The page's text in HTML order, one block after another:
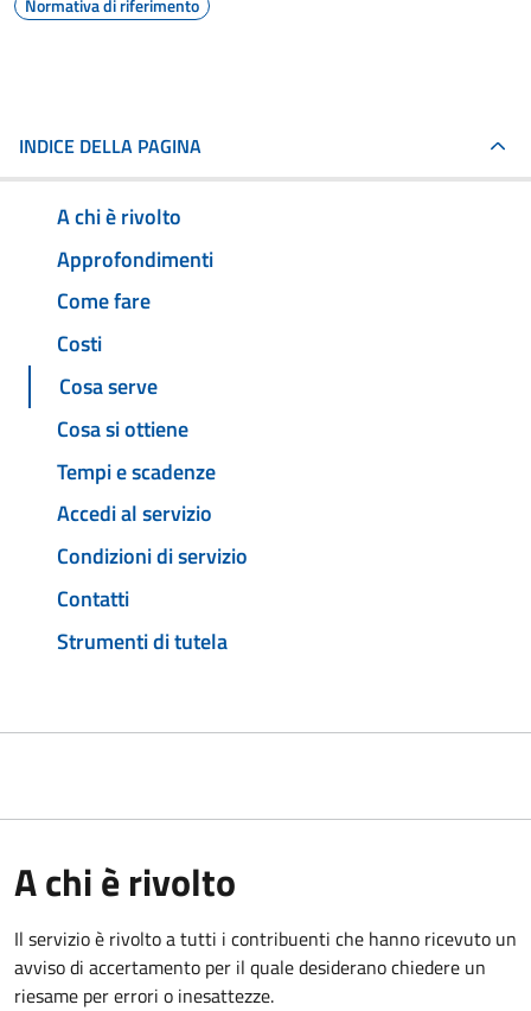
Normativa di riferimento
INDICE DELLA PAGINA
A chi è rivolto
Approfondimenti
Come fare
Costi
Cosa serve
Cosa si ottiene
Tempi e scadenze
Accedi al servizio
Condizioni di servizio
Contatti
Strumenti di tutela
A chi è rivolto
Il servizio è rivolto a tutti i contribuenti che hanno ricevuto un
avviso di accertamento per il quale desiderano chiedere un
riesame per errori o inesattezze.